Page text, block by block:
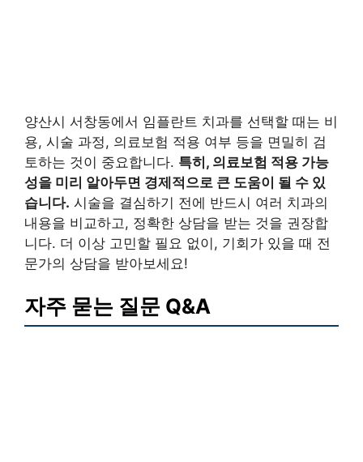
양산시 서창동에서 임플란트 치과를 선택할 때는 비
용, 시술 과정, 의료보험 적용 여부 등을 면밀히 검
토하는 것이 중요합니다. 특히, 의료보험 적용 가능
성을 미리 알아두면 경제적으로 큰 도움이 될 수 있
습니다. 시술을 결심하기 전에 반드시 여러 치과의
내용을 비교하고, 정확한 상담을 받는 것을 권장합
니다. 더 이상 고민할 필요 없이, 기회가 있을 때 전
문가의 상담을 받아보세요!
자주 묻는 질문 Q&A